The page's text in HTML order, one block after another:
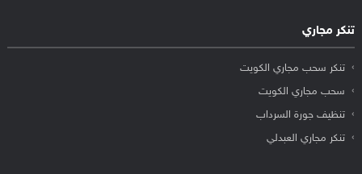
تنكر مجاري
تنكر سحب مجاري الكويت
سحب مجاري الكويت
تنظيف جورة السرداب
تنكر مجاري العبدلي